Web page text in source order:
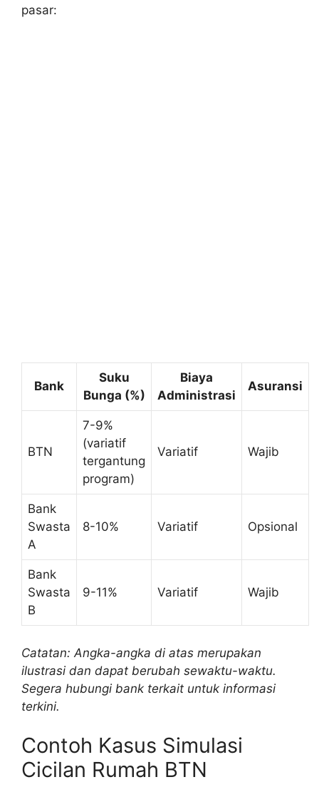
pasar:
Bank
Suku
Bunga (%)
Biaya
Administrasi
Asuransi
BTN
7-9%
(variatif
tergantung
program)
Variatif Wajib
Bank
Swasta
A
8-10% Variatif Opsional
Bank
Swasta
B
9-11% Variatif Wajib
Catatan: Angka-angka di atas merupakan
ilustrasi dan dapat berubah sewaktu-waktu.
Segera hubungi bank terkait untuk informasi
terkini.
Contoh Kasus Simulasi
Cicilan Rumah BTN